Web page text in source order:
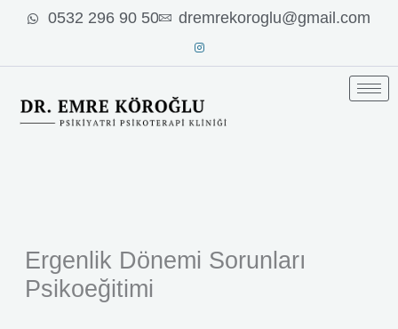
İçeriğe 0532 296 90 50 dremrekoroglu@gmail.com
Ergenlik Dönemi Sorunları
Psikoeğitimi